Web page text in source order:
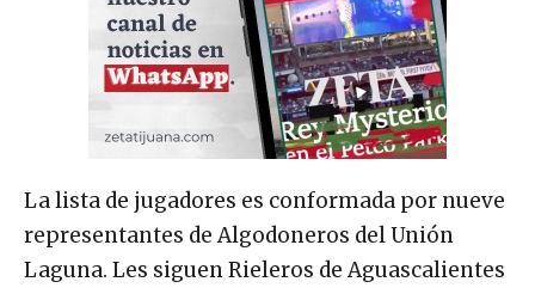
La lista de jugadores es conformada por nueve
representantes de Algodoneros del Unión
Laguna. Les siguen Rieleros de Aguascalientes